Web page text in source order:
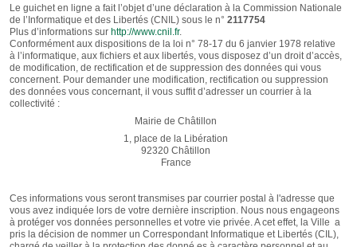
Le guichet en ligne a fait l’objet d’une déclaration à la Commission Nationale
de l’Informatique et des Libertés (CNIL) sous le n° 2117754
Plus d’informations sur http://www.cnil.fr.
Conformément aux dispositions de la loi n° 78-17 du 6 janvier 1978 relative
à l’informatique, aux fichiers et aux libertés, vous disposez d’un droit d’accès,
de modification, de rectification et de suppression des données qui vous
concernent. Pour demander une modification, rectification ou suppression
des données vous concernant, il vous suffit d’adresser un courrier à la
collectivité :
Mairie de Châtillon
1, place de la Libération
92320 Châtillon
France
Ces informations vous seront transmises par courrier postal à l'adresse que
vous avez indiquée lors de votre dernière inscription. Nous nous engageons
à protéger vos données personnelles et votre vie privée. A cet effet, la Ville a
pris la décision de nommer un Correspondant Informatique et Libertés (CIL),